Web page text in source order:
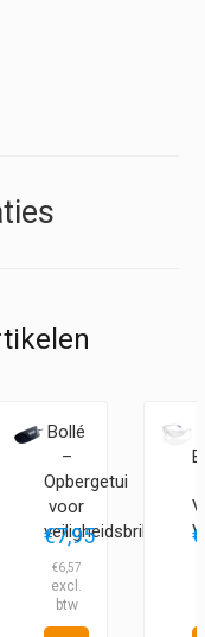
Bollé
–
Opbergetui
voor
veiligheidsbril
€7,95
€6,57
€